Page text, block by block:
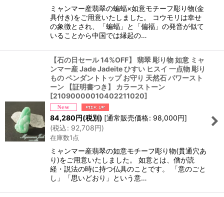
ミャンマー産翡翠の蝙蝠×如意モチーフ彫り物(金
具付き)をご用意いたしました。 コウモリは幸せ
の象徴とされ、「蝙蝠」と「偏福」の発音が似て
いることから中国では縁起の…
【石の日セール 14%OFF】 翡翠 彫り物 如意 ミャ
ンマー産 Jade Jadeite ひすい ヒスイ 一点物 彫り
もの ペンダントトップ お守り 天然石 パワースト
ーン 【証明書つき】 カラーストーン
[21090000010402211020]
84,280円(税別) [通常販売価格: 98,000円]
(税込: 92,708円)
在庫数1点
ミャンマー産翡翠の如意モチーフ彫り物(貫通穴あ
り)をご用意いたしました。 如意とは、僧が読
経・説法の時に持つ仏具のことです。 「意のごと
し」「思いどおり」という意…